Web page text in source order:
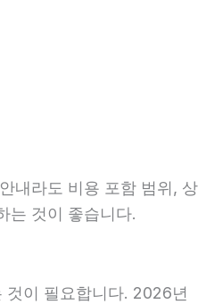
내라도 비용 포함 범위, 상
는 것이 좋습니다.
것이 필요합니다. 2026년